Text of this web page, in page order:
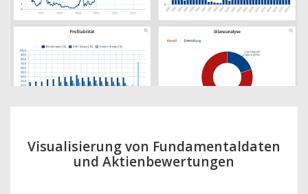
Visualisierung von Fundamentaldaten
und Aktienbewertungen